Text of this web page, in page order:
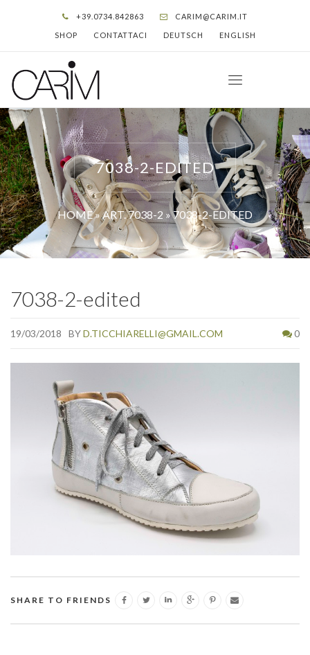
+39.0734.842863 CARIM@CARIM.IT
SHOP CONTATTACI DEUTSCH ENGLISH
7038-2-EDITED
HOME»ART. 7038-2 »7038-2-EDITED
7038-2-edited
19/03/2018 BYD.TICCHIARELLI@GMAIL.COM 0
SHARE TO FRIENDS